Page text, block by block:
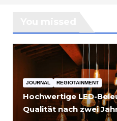
JOURNAL REGIOTAINMENT
Hochwertige LED-
Qualität nach zwei